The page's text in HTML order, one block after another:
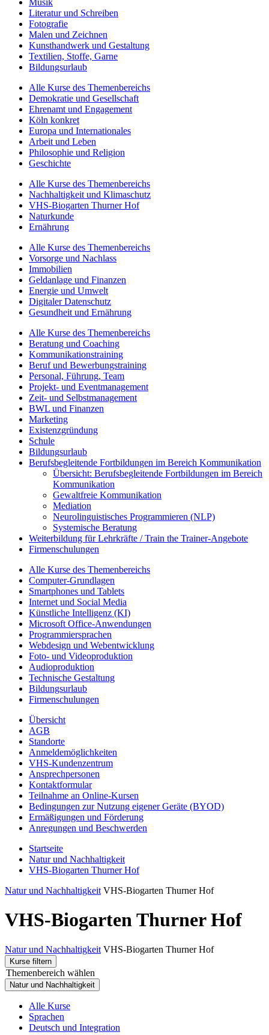
Literatur und Schreiben
Fotografie
Malen und Zeichnen
Kunsthandwerk und Gestaltung
Textilien, Stoffe, Garne
Bildungsurlaub
Alle Kurse des Themenbereichs
Demokratie und Gesellschaft
Ehrenamt und Engagement
Köln konkret
Europa und Internationales
Arbeit und Leben
Philosophie und Religion
Geschichte
Alle Kurse des Themenbereichs
Nachhaltigkeit und Klimaschutz
VHS-Biogarten Thurner Hof
Naturkunde
Ernährung
Alle Kurse des Themenbereichs
Vorsorge und Nachlass
Immobilien
Geldanlage und Finanzen
Energie und Umwelt
Digitaler Datenschutz
Gesundheit und Ernährung
Alle Kurse des Themenbereichs
Beratung und Coaching
Kommunikationstraining
Beruf und Bewerbungstraining
Personal, Führung, Team
Projekt- und Eventmanagement
Zeit- und Selbstmanagement
BWL und Finanzen
Marketing
Existenzgründung
Schule
Bildungsurlaub
Berufsbegleitende Fortbildungen im Bereich Kommunikation
Übersicht: Berufsbegleitende Fortbildungen im Bereich
Kommunikation
Gewaltfreie Kommunikation
Mediation
Neurolinguistisches Programmieren (NLP)
Systemische Beratung
Weiterbildung für Lehrkräfte / Train the Trainer-Angebote
Firmenschulungen
Alle Kurse des Themenbereichs
Computer-Grundlagen
Smartphones und Tablets
Internet und Social Media
Künstliche Intelligenz (KI)
Microsoft Office-Anwendungen
Programmiersprachen
Webdesign und Webentwicklung
Foto- und Videoproduktion
Audioproduktion
Technische Gestaltung
Bildungsurlaub
Firmenschulungen
Übersicht
AGB
Standorte
Anmeldemöglichkeiten
VHS-Kundenzentrum
Ansprechpersonen
Kontaktformular
Teilnahme an Online-Kursen
Bedingungen zur Nutzung eigener Geräte (BYOD)
Ermäßigungen und Förderung
Anregungen und Beschwerden
Startseite
Natur und Nachhaltigkeit
VHS-Biogarten Thurner Hof
Natur und Nachhaltigkeit VHS-Biogarten Thurner Hof
VHS-Biogarten Thurner Hof
Natur und Nachhaltigkeit VHS-Biogarten Thurner Hof
Kurse filtern
Themenbereich wählen
Natur und Nachhaltigkeit
Alle Kurse
Sprachen
Deutsch und Integration